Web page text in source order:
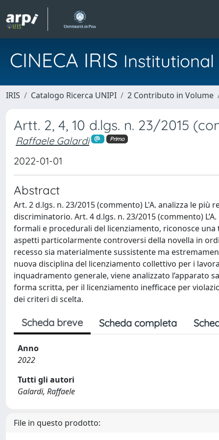
CINECA IRIS
IRIS Catalogo Ricerca UNIPI 2 Contributo in Volume
Artt. 2, 4, 10 d.lgs. n. 23/2015
Raffaele Galardi Primo
2022-01-01
Abstract
Art. 2 d.lgs. n. 23/2015 (commento) L'A. analizza le
discriminatorio. Art. 4 d.lgs. n. 23/2015 (commento)
formali e procedurali del licenziamento, riconosce una
aspetti particolarmente controversi della novella in
recesso sia materialmente sussistente ma
nuova disciplina del licenziamento collettivo per i
inquadramento generale, viene analizzato l’apparato
forma scritta, per il licenziamento inefficace per
dei criteri di scelta.
Scheda breve Scheda completa
Anno
2022
Tutti gli autori
Galardi, Raffaele
File in questo prodotto: